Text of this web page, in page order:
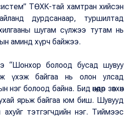
ТӨХК-тай хамтран хийсэн
дурдсанаар, туршилтад
шугам сүлжээ тутам нь
аминд хүрч байжээ.
“Шонхор болоод бусад шувуу
үхэж байгаа нь олон улсад
болоод байна. Бид өнөөдөр зөвхөн
ярьж байгаа юм биш. Шувууд
тэтгэгчдийн нэг. Тиймээс